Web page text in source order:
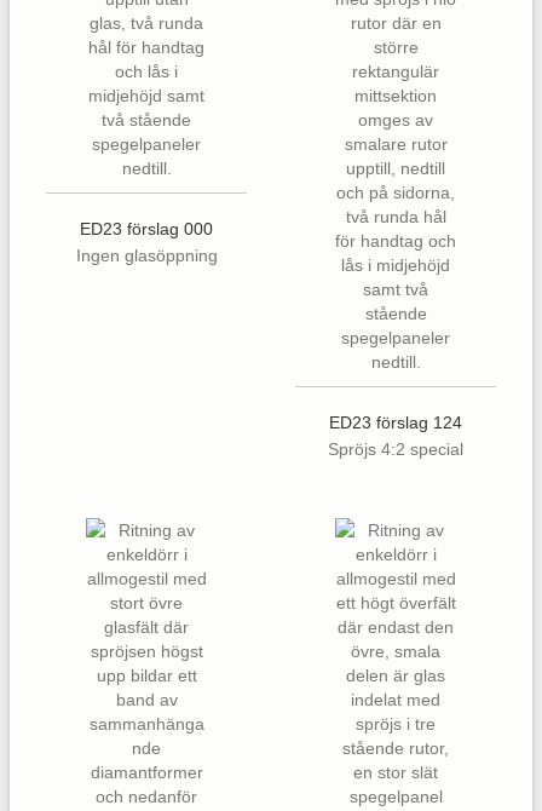
ED23 förslag 000
Ingen glasöppning
ED23 förslag 124
Spröjs 4:2 special